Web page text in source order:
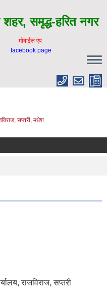
शहर, समृद्ध-हरित नगर
माेबाईल एप
facebook page
सप्तरी, मधेश
राजविराज, सप्तरी